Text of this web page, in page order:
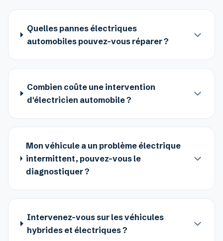
Quelles pannes électriques
automobiles pouvez-vous réparer ?
Combien coûte une intervention
d'électricien automobile ?
Mon véhicule a un problème électrique
intermittent, pouvez-vous le
diagnostiquer ?
Intervenez-vous sur les véhicules
hybrides et électriques ?